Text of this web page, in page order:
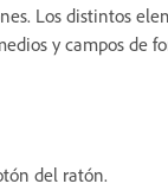
Los distintos
y campos de
del ratón.